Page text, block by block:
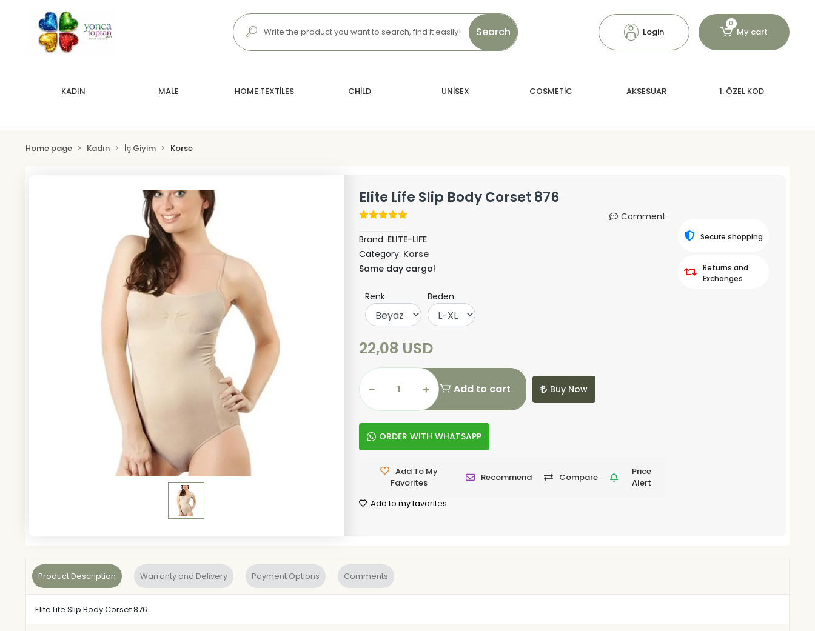
Search Login
0
My cart
KADIN MALE HOME TEXTİLES CHİLD UNİSEX COSMETİC AKSESUAR 1. ÖZEL KOD
Home page Kadın İç Giyim Korse
Elite Life Slip Body Corset 876
Comment
Brand: ELITE-LIFE
Category: Korse
Same day cargo!
Renk: Beden:
22,08 USD
Add to cart Buy Now
ORDER WITH WHATSAPP
Add To My
Favorites
Recommend Compare
Price
Alert
Add to my favorites
Secure shopping
Returns and
Exchanges
Product Description Warranty and Delivery Payment Options Comments
Elite Life Slip Body Corset 876